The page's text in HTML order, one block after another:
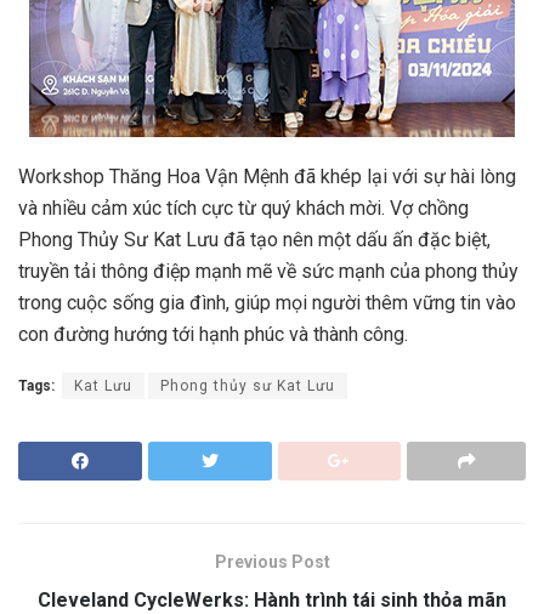
Workshop Thăng Hoa Vận Mệnh đã khép lại với sự hài lòng
và nhiều cảm xúc tích cực từ quý khách mời. Vợ chồng
Phong Thủy Sư Kat Lưu đã tạo nên một dấu ấn đặc biệt,
truyền tải thông điệp mạnh mẽ về sức mạnh của phong thủy
trong cuộc sống gia đình, giúp mọi người thêm vững tin vào
con đường hướng tới hạnh phúc và thành công.
Tags: Kat Lưu Phong thủy sư Kat Lưu
Previous Post
Cleveland CycleWerks: Hành trình tái sinh thỏa mãn